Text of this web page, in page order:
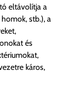
szállítás
lehetőség
eltávolítja a
stb.), a
és
káros,